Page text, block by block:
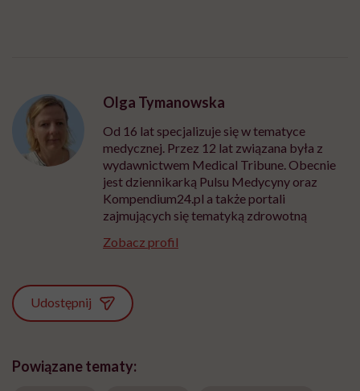
Olga Tymanowska
Od 16 lat specjalizuje się w tematyce
medycznej. Przez 12 lat związana była z
wydawnictwem Medical Tribune. Obecnie
jest dziennikarką Pulsu Medycyny oraz
Kompendium24.pl a także portali
zajmujących się tematyką zdrowotną
Zobacz profil
Udostępnij
Powiązane tematy: